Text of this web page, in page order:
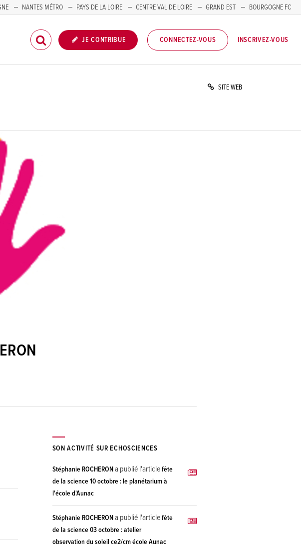
NANTES MÉTRO PAYS DE LA LOIRE CENTRE VAL DE LOIRE GRAND EST
BOURGOGNE FC
JE CONTRIBUE CONNECTEZ-VOUS INSCRIVEZ-VOUS
SITE WEB
SON ACTIVITÉ SUR ECHOSCIENCES
Stéphanie ROCHERONa publié l'articlefête
de la science 10 octobre : le planétarium à
l'école d'Aunac
Stéphanie ROCHERONa publié l'articlefête
de la science 03 octobre : atelier
observation du soleil ce2/cm école Aunac